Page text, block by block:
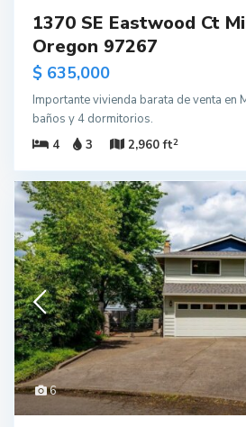
1370 SE Eastwood Ct
Oregon 97267
$ 635,000
Importante vivienda barata de venta en
baños y 4 dormitorios.
4
3 2,960 ft2
6